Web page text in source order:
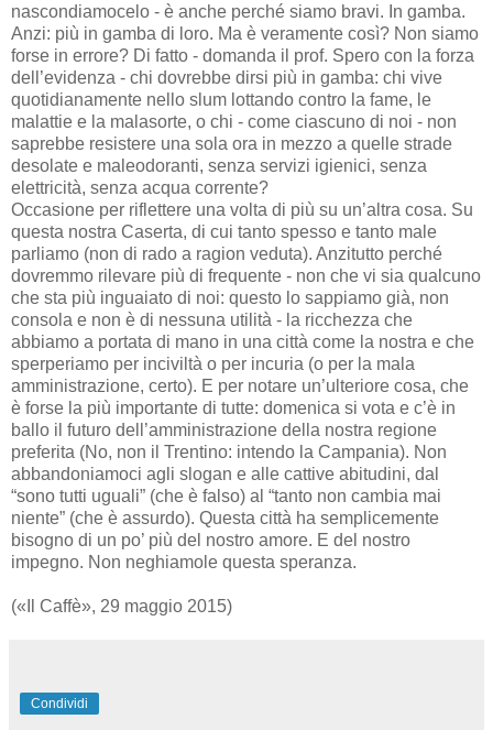
nascondiamocelo - è anche perché siamo bravi. In gamba.
Anzi: più in gamba di loro. Ma è veramente così? Non siamo
forse in errore? Di fatto - domanda il prof. Spero con la forza
dell’evidenza - chi dovrebbe dirsi più in gamba: chi vive
quotidianamente nello slum lottando contro la fame, le
malattie e la malasorte, o chi - come ciascuno di noi - non
saprebbe resistere una sola ora in mezzo a quelle strade
desolate e maleodoranti, senza servizi igienici, senza
elettricità, senza acqua corrente?
Occasione per riflettere una volta di più su un’altra cosa. Su
questa nostra Caserta, di cui tanto spesso e tanto male
parliamo (non di rado a ragion veduta). Anzitutto perché
dovremmo rilevare più di frequente - non che vi sia qualcuno
che sta più inguaiato di noi: questo lo sappiamo già, non
consola e non è di nessuna utilità - la ricchezza che
abbiamo a portata di mano in una città come la nostra e che
sperperiamo per inciviltà o per incuria (o per la mala
amministrazione, certo). E per notare un’ulteriore cosa, che
è forse la più importante di tutte: domenica si vota e c’è in
ballo il futuro dell’amministrazione della nostra regione
preferita (No, non il Trentino: intendo la Campania). Non
abbandoniamoci agli slogan e alle cattive abitudini, dal
“sono tutti uguali” (che è falso) al “tanto non cambia mai
niente” (che è assurdo). Questa città ha semplicemente
bisogno di un po’ più del nostro amore. E del nostro
impegno. Non neghiamole questa speranza.
(«Il Caffè», 29 maggio 2015)
Condividi